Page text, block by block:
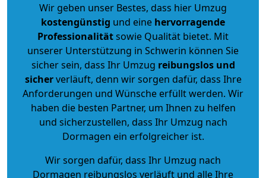
Wir geben unser Bestes, dass hier Umzug
kostengünstig und eine hervorragende
Professionalitätsowie Qualität bietet. Mit
unserer Unterstützung in Schwerin können Sie
sicher sein, dass Ihr Umzug reibungslos und
sicherverläuft, denn wir sorgen dafür, dass Ihre
Anforderungen und Wünsche erfüllt werden. Wir
haben die besten Partner, um Ihnen zu helfen
und sicherzustellen, dass Ihr Umzug nach
Dormagen ein erfolgreicher ist.
Wir sorgen dafür, dass Ihr Umzug nach
Dormagen reibungslos verläuft und alle Ihre